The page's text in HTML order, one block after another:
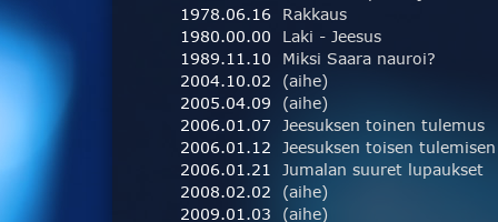
1978.06.16
Rakkaus
1980.00.00
Laki - Jeesus
1989.11.10
Miksi Saara nauroi?
2004.10.02
(aihe)
2005.04.09
(aihe)
2006.01.07
Jeesuksen toinen tulemus
2006.01.12
2006.01.21
Jumalan suuret lupaukset
2008.02.02
(aihe)
2009.01.03
(aihe)